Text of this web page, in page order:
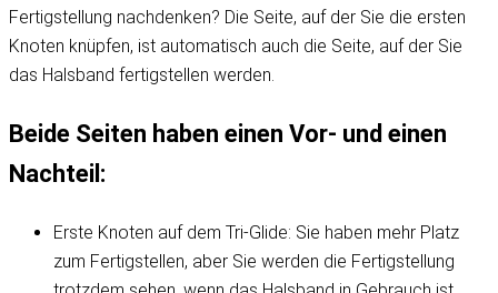
Fertigstellung nachdenken? Die Seite, auf der Sie die ersten
Knoten knüpfen, ist automatisch auch die Seite, auf der Sie
das Halsband fertigstellen werden.
Beide Seiten haben einen Vor- und einen
Nachteil:
Erste Knoten auf dem Tri-Glide: Sie haben mehr Platz
zum Fertigstellen, aber Sie werden die Fertigstellung